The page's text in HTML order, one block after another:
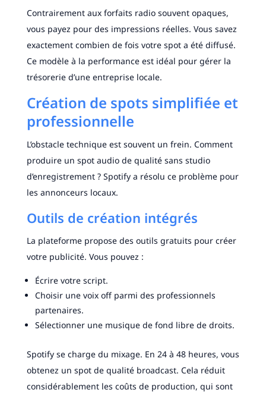
Contrairement aux forfaits radio souvent opaques,
vous payez pour des impressions réelles. Vous savez
exactement combien de fois votre spot a été diffusé.
Ce modèle à la performance est idéal pour gérer la
trésorerie d’une entreprise locale.
Création de spots simplifiée et
professionnelle
L’obstacle technique est souvent un frein. Comment
produire un spot audio de qualité sans studio
d’enregistrement ? Spotify a résolu ce problème pour
les annonceurs locaux.
Outils de création intégrés
La plateforme propose des outils gratuits pour créer
votre publicité. Vous pouvez :
Écrire votre script.
Choisir une voix off parmi des professionnels
partenaires.
Sélectionner une musique de fond libre de droits.
Spotify se charge du mixage. En 24 à 48 heures, vous
obtenez un spot de qualité broadcast. Cela réduit
considérablement les coûts de production, qui sont